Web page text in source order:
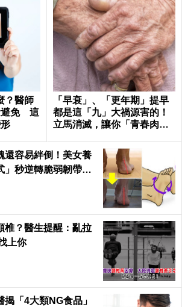
？醫師
避免 這
「早衰」、「更年期」提早
都是這「九」大禍源害的！
立馬消滅，讓你「青春肉
還容易絆倒！美女養
」秒逆轉脆弱韌帶肌
椎？醫生提醒：亂拉
上你
「4大類NG食品」